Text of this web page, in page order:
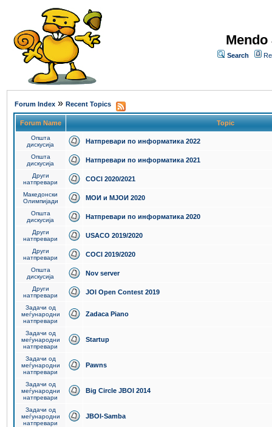
Search
Forum Index » Recent Topics
Forum Name Topic
Општа
дискусија
Натпревари по информатика 2022
Општа
дискусија
Натпревари по информатика 2021
Други
натпревари
COCI 2020/2021
Македонски
Олимпијади
МОИ и МЈОИ 2020
Општа
дискусија
Натпревари по информатика 2020
Други
натпревари
USACO 2019/2020
Други
натпревари
COCI 2019/2020
Општа
дискусија
Nov server
Други
натпревари
JOI Open Contest 2019
Задачи од
меѓународни
натпревари
Zadaca Piano
Задачи од
меѓународни
натпревари
Startup
Задачи од
меѓународни
натпревари
Pawns
Задачи од
меѓународни
натпревари
Big Circle JBOI 2014
Задачи од
меѓународни
натпревари
JBOI-Samba